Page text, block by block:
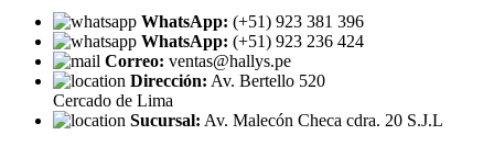
WhatsApp: (+51) 923 381 396
WhatsApp: (+51) 923 236 424
Correo: ventas@hallys.pe
Dirección: Av. Bertello 520
Cercado de Lima
Sucursal: Av. Malecón Checa cdra. 20 S.J.L